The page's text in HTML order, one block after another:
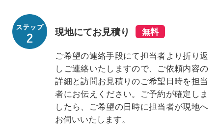
現地にてお見積り
ご希望の連絡手段にて担当者より折り返
しご連絡いたしますので、ご依頼内容の
詳細と訪問お見積りのご希望日時を担当
者にお伝えください。ご予約が確定しま
したら、ご希望の日時に担当者が現地へ
お伺いいたします。